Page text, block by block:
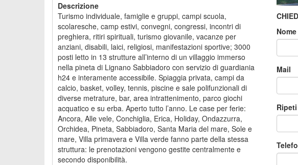
Descrizione
Turismo individuale, famiglie e gruppi, campi scuola,
scolaresche, camp estivi, convegni, congressi, incontri di
preghiera, ritiri spirituali, turismo giovanile, vacanze per
anziani, disabili, laici, religiosi, manifestazioni sportive; 3000
posti letto in 13 strutture all’interno di un villaggio immerso
nella pineta di Lignano Sabbiadoro con servizio di guardiania
h24 e interamente accessibile. Spiaggia privata, campi da
calcio, basket, volley, tennis, piscine e sale polifunzionali di
diverse metrature, bar, area intrattenimento, parco giochi
acquatico e su erba. Aperto tutto l’anno. Le case per ferie:
Ancora, Alle vele, Conchiglia, Erica, Holiday, Ondazzurra,
Orchidea, Pineta, Sabbiadoro, Santa Maria del mare, Sole e
mare, Villa primavera e Villa verde fanno parte della stessa
struttura: le prenotazioni vengono gestite centralmente e
secondo disponibilità.
Nome
Mail